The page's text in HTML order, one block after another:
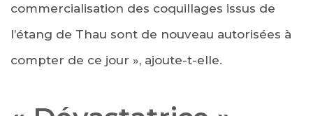
commercialisation des coquillages issus de
l’étang de Thau sont de nouveau autorisées à
compter de ce jour », ajoute-t-elle.